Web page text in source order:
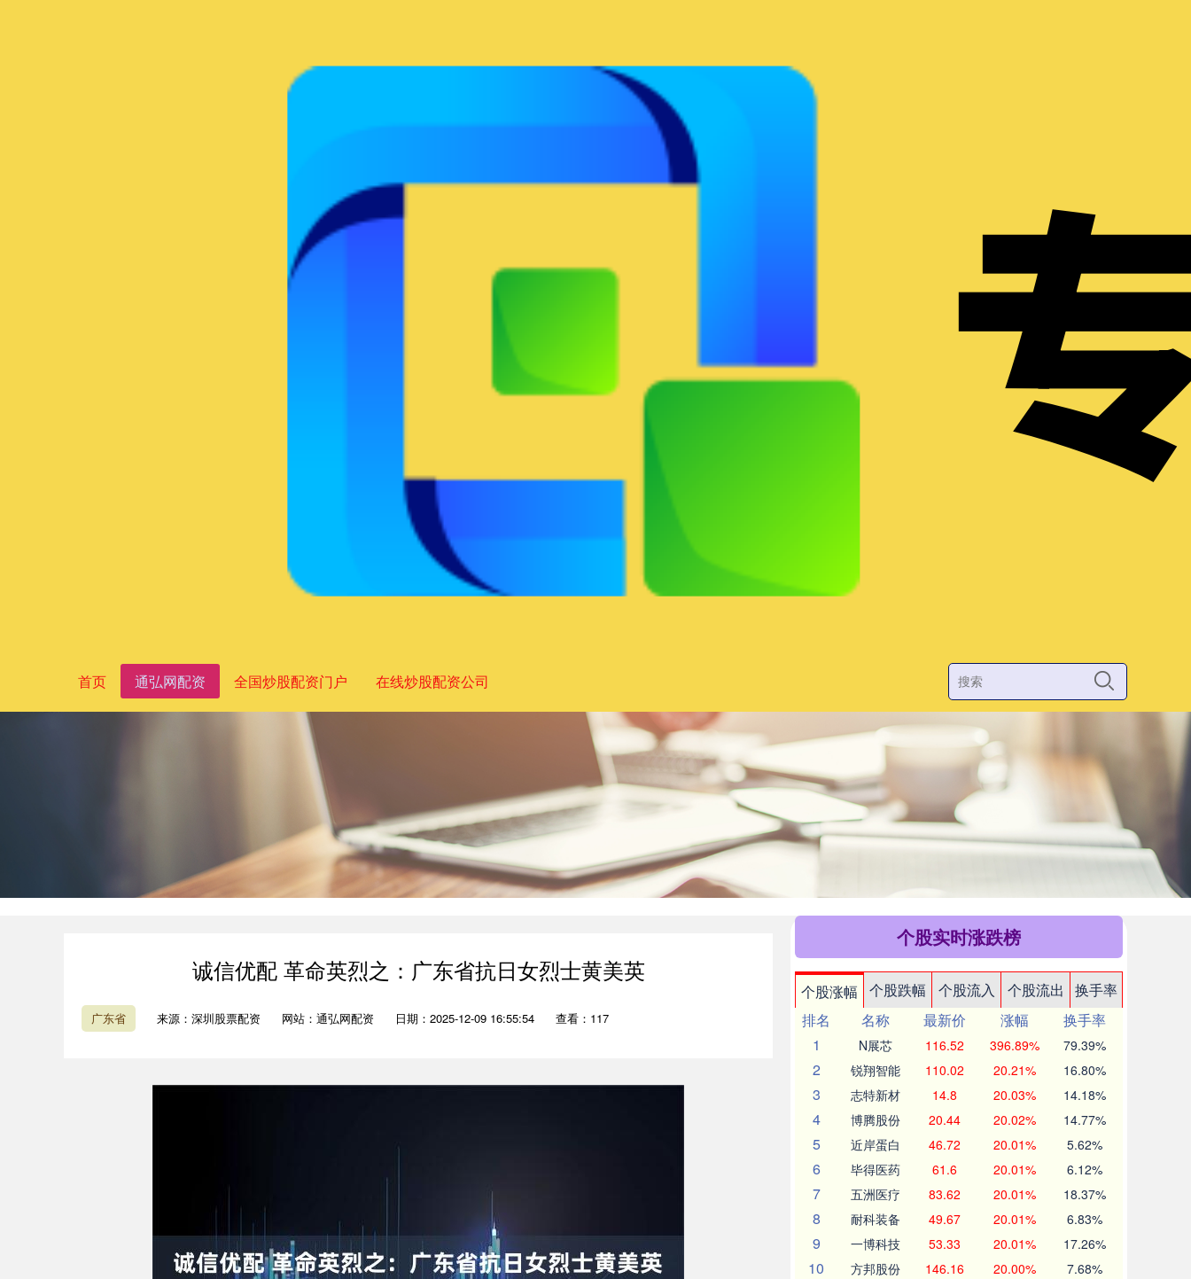
首页 通弘网配资 全国炒股配资门户 在线炒股配资公司
诚信优配 革命英烈之：广东省抗日女烈士黄美英
广东省 来源：深圳股票配资 网站：通弘网配资 日期：2025-12-09 16:55:54 查看：117
个股实时涨跌榜
个股涨幅 个股跌幅 个股流入 个股流出
换手率
排名
名称 最新价 涨幅
换手率
1
N展芯 116.52 396.89% 79.39%
2 锐翔智能 110.02 20.21% 16.80%
3 志特新材 14.8 20.03% 14.18%
4 博腾股份 20.44 20.02% 14.77%
5 近岸蛋白 46.72 20.01% 5.62%
6 毕得医药 61.6 20.01% 6.12%
7 五洲医疗 83.62 20.01% 18.37%
8 耐科装备 49.67 20.01% 6.83%
9 一博科技 53.33 20.01% 17.26%
10 方邦股份 146.16 20.00% 7.68%